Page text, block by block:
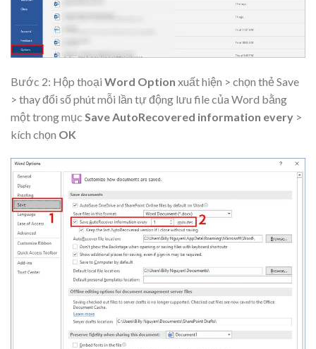
Bước 2: Hộp thoại Word Option xuất hiện > chọn thẻ Save
> thay đổi số phút mỗi lần tự động lưu file của Word bằng
một trong mục Save AutoRecovered information every >
kích chọn OK